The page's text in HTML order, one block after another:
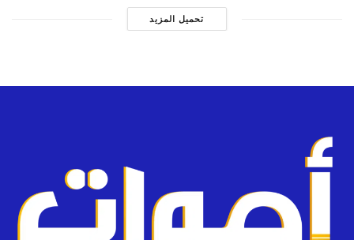
تحميل المزيد